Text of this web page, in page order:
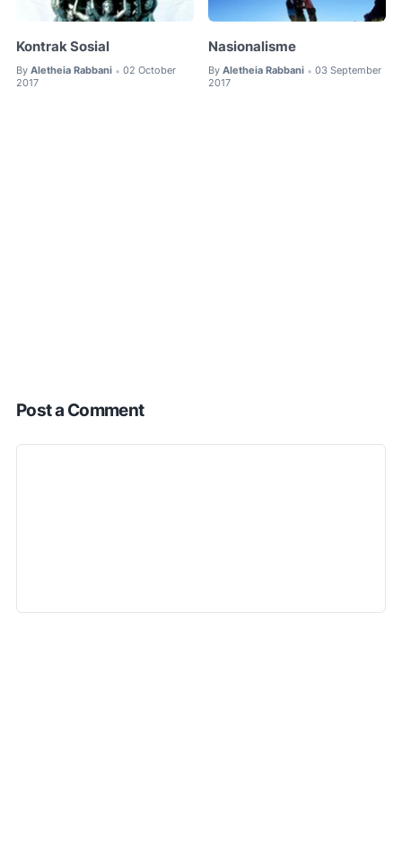
Kontrak Sosial
By Aletheia Rabbani • 02 October
2017
Nasionalisme
By Aletheia Rabbani • 03 September
2017
Post a Comment